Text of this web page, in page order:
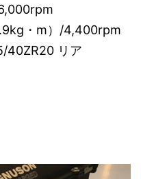
・m）/4,400rpm
40ZR20 リア